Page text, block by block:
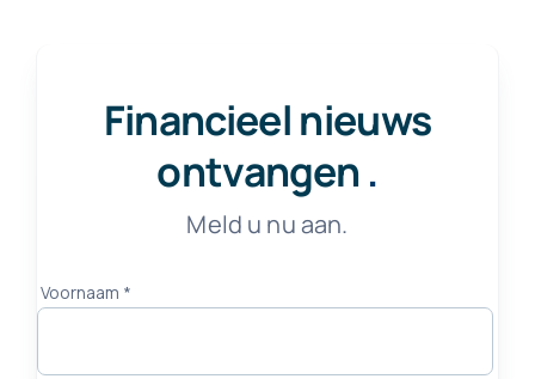
Financieel nieuws
ontvangen .
Meld u nu aan.